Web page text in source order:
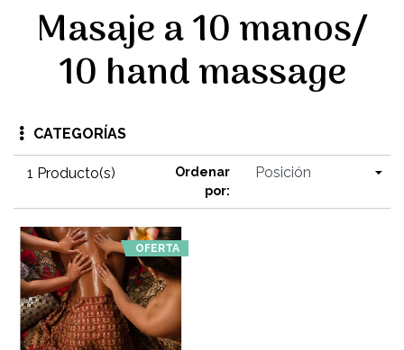
Masaje a 10 manos/
10 hand massage
CATEGORÍAS
1 Producto(s)
Ordenar
por:
OFERTA